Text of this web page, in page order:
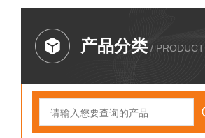
产品分类 / PRODUCT